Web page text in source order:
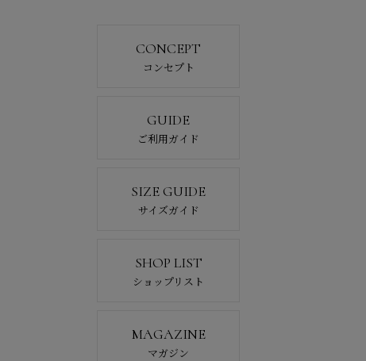
CONCEPT
コンセプト
GUIDE
ご利用ガイド
SIZE GUIDE
サイズガイド
SHOP LIST
ショップリスト
MAGAZINE
マガジン